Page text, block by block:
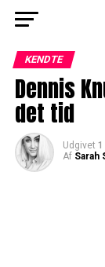
KENDTE
Dennis
det tid
Udgivet 1
Af Sarah